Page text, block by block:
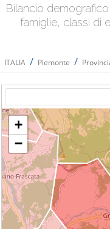
Bilancio
famiglie, classi di
ITALIA / Piemonte /